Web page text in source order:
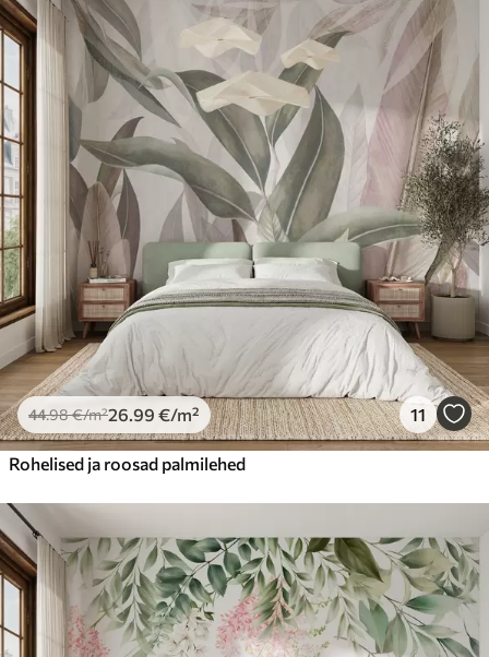
44.98€/m²26 .99 €/m² 11
Rohelised ja roosad palmilehed